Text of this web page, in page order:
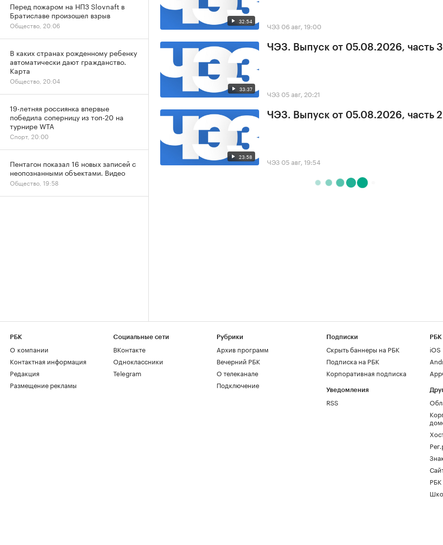
32:54 ЧЭЗ 06 авг, 19:00
33:37
ЧЭЗ. Выпуск от 05.08.2026, часть 3
ЧЭЗ 05 авг, 20:21
23:58
ЧЭЗ. Выпуск от 05.08.2026, часть 2
ЧЭЗ 05 авг, 19:54
Перед пожаром на НПЗ Slovnaft в
Братиславе произошел взрыв
Общество, 20:06
В каких странах рожденному ребенку
автоматически дают гражданство.
Карта
Общество, 20:04
19-летняя россиянка впервые
победила соперницу из топ-20 на
турнире WTA
Спорт, 20:00
Пентагон показал 16 новых записей с
неопознанными объектами. Видео
Общество, 19:58
РБК
О компании
Контактная информация
Редакция
Размещение рекламы
Социальные сети
ВКонтакте
Одноклассники
Telegram
Рубрики
Архив программ
Вечерний РБК
О телеканале
Подключение
Подписки
Скрыть баннеры на РБК
Подписка на РБК
Корпоративная подписка
Уведомления
RSS
РБК
iOS